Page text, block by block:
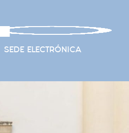
SEDE ELECTRÓNICA